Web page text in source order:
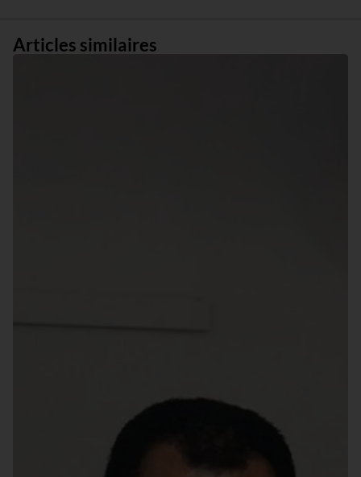
Articles similaires